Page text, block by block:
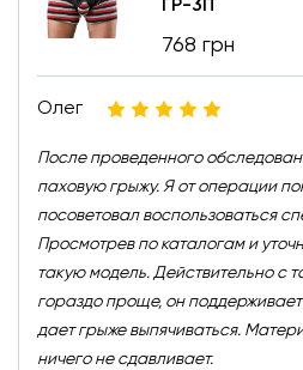
768 грн
Олег
После проведенного
паховую грыжу. Я от операции
посоветовал воспользоваться
Просмотрев по каталогам и
такую модель. Действительно с
гораздо проще, он
дает грыже выпячиваться.
ничего не сдавливает.